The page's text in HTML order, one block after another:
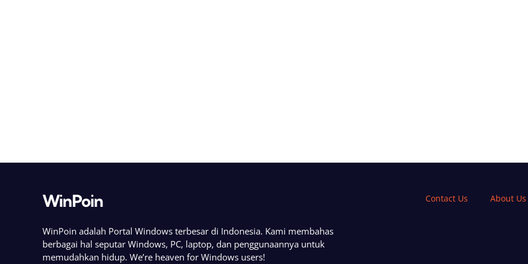
WinPoin
WinPoin adalah Portal Windows terbesar di Indonesia. Kami membahas
berbagai hal seputar Windows, PC, laptop, dan penggunaannya untuk
memudahkan hidup. We’re heaven for Windows users!
Contact Us About Us